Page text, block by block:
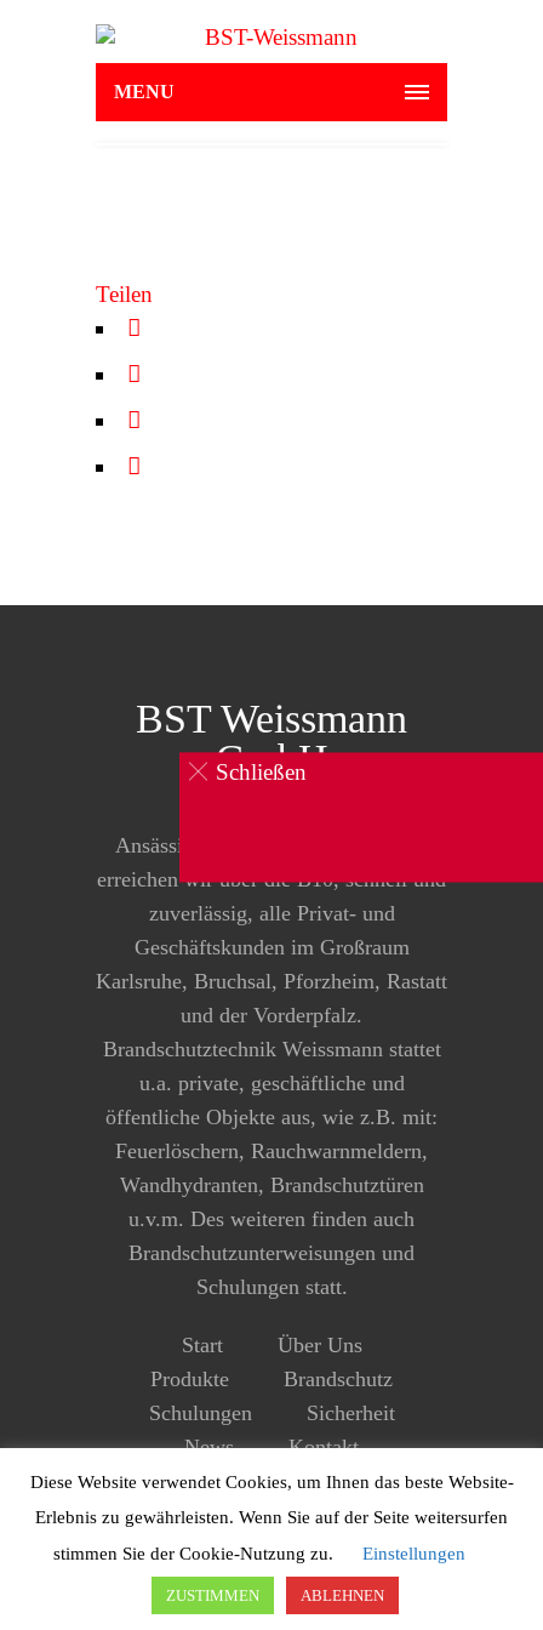
MENU
Teilen
BST Weissmann
GmbH
Ansässig in Pfinztal-Kleinsteinbach
erreichen wir über die B10, schnell und
zuverlässig, alle Privat- und
Geschäftskunden im Großraum
Karlsruhe, Bruchsal, Pforzheim, Rastatt
und der Vorderpfalz.
Brandschutztechnik Weissmann stattet
u.a. private, geschäftliche und
öffentliche Objekte aus, wie z.B. mit:
Feuerlöschern, Rauchwarnmeldern,
Wandhydranten, Brandschutztüren
u.v.m. Des weiteren finden auch
Brandschutzunterweisungen und
Schulungen statt.
Start
Über Uns
Produkte
Brandschutz
Schulungen
Sicherheit
News
Kontakt
Impressum
Datenschutz
Diese Website verwendet Cookies, um Ihnen das beste Website-
Erlebnis zu gewährleisten. Wenn Sie auf der Seite weitersurfen
stimmen Sie der Cookie-Nutzung zu.
Einstellungen
ZUSTIMMEN ABLEHNEN
Schließen